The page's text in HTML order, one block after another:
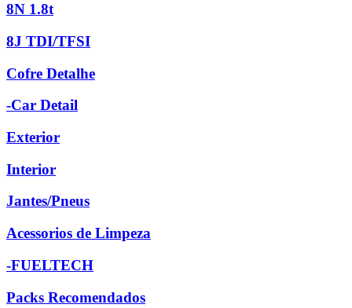
8N 1.8t
8J TDI/TFSI
Cofre Detalhe
-Car Detail
Exterior
Interior
Jantes/Pneus
Acessorios de Limpeza
-FUELTECH
Packs Recomendados